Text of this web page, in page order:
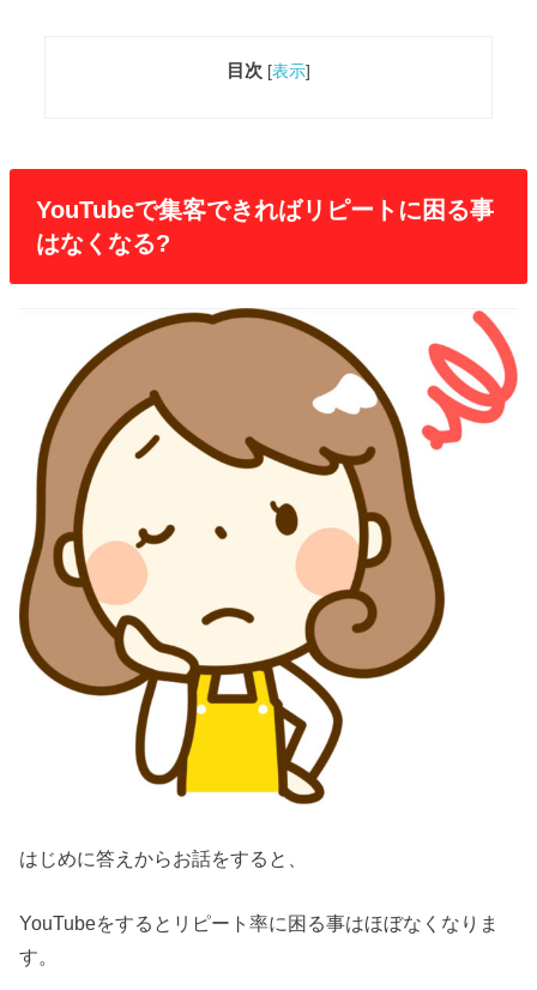
目次 [表示]
YouTubeで集客できればリピートに困る事
はなくなる?
はじめに答えからお話をすると、
YouTubeをするとリピート率に困る事はほぼなくなりま
す。